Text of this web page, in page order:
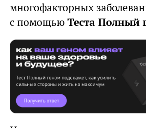
многофакторных
с помощью Теста Полный